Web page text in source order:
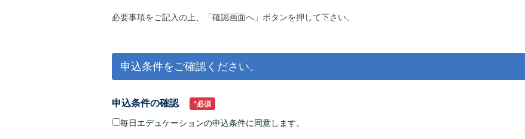
必要事項をご記入の上、「確認画面へ」ボタンを押して下さい。
申込条件をご確認ください。
申込条件の確認 *必須
毎日エデュケーションの申込条件に同意します。